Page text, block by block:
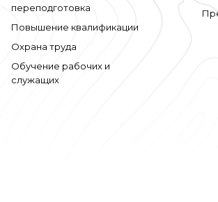
переподготовка
Повышение квалификации
Охрана труда
Обучение рабочих и
служащих